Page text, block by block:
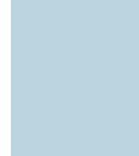
http://